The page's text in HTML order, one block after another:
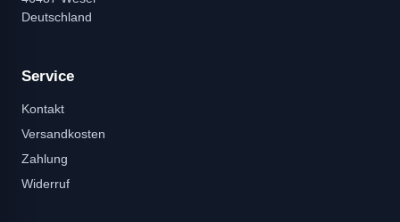
Deutschland
Service
Kontakt
Versandkosten
Zahlung
Widerruf